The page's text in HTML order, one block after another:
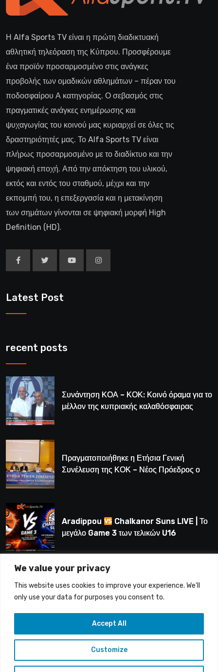
We value your privacy
This website uses cookies to improve your experience. We'll
only use your data for purposes you consent to.
Customize
Accept All
Η Alfa Sports TV είναι η πρώτη διαδικτυακή
αθλητική τηλεόραση της Κύπρου. Προσφέρουμε
ένα προϊόν προσαρμοσμένο στις ανάγκες
προβολής των ομαδικών αθλημάτων – πέραν του
ποδοσφαίρου Α κατηγορίας. Ο σεβασμός στις
πραγματικές ανάγκες ενημέρωσης και
ψυχαγωγίας του κοινού μας κυριαρχεί σε όλες τις
δραστηριότητές μας. Το Alfa Sports TV είναι
πλήρως προσαρμοσμένο με το διαδίκτυο και την
ψηφιακή εποχή. Από την απόκτηση του υλικού,
εκτός και εντός του σταθμού, μέχρι και την
εκπομπή του, η επεξεργασία και η μετακίνηση
των σημάτων γίνονται σε ψηφιακή μορφή High
Definition (HD).
Latest Post
recent posts
Συνάντηση ΚΟΑ – ΚΟΚ: Κοινό όραμα για το
μέλλον της κυπριακής καλαθόσφαιρας
Πραγματοποιήθηκε η Ετήσια Γενική
Συνέλευση της ΚΟΚ – Νέος Πρόεδρος ο
Aradippou
Chalkanor Suns LIVE | Το
μεγάλο Game 3 των τελικών U16
LIVE | Ύδρα Ασφαλιστική ΕΝΑΔ vs
Άτλαντας Πάφου
Copyright © 2015-26 Alfasports TV | Production of